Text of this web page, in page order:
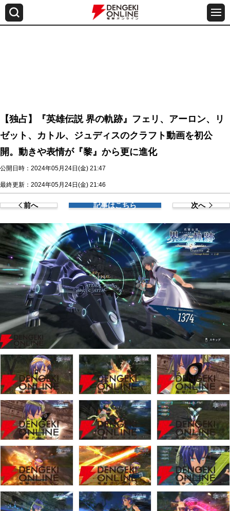
【独占】『英雄伝説 界の軌跡』フェリ、アーロン、リ
ゼット、カトル、ジュディスのクラフト動画を初公
開。動きや表情が『黎』から更に進化
公開日時：2024年05月24日(金) 21:47
最終更新：2024年05月24日(金) 21:46
前へ 記事はこちら 次へ